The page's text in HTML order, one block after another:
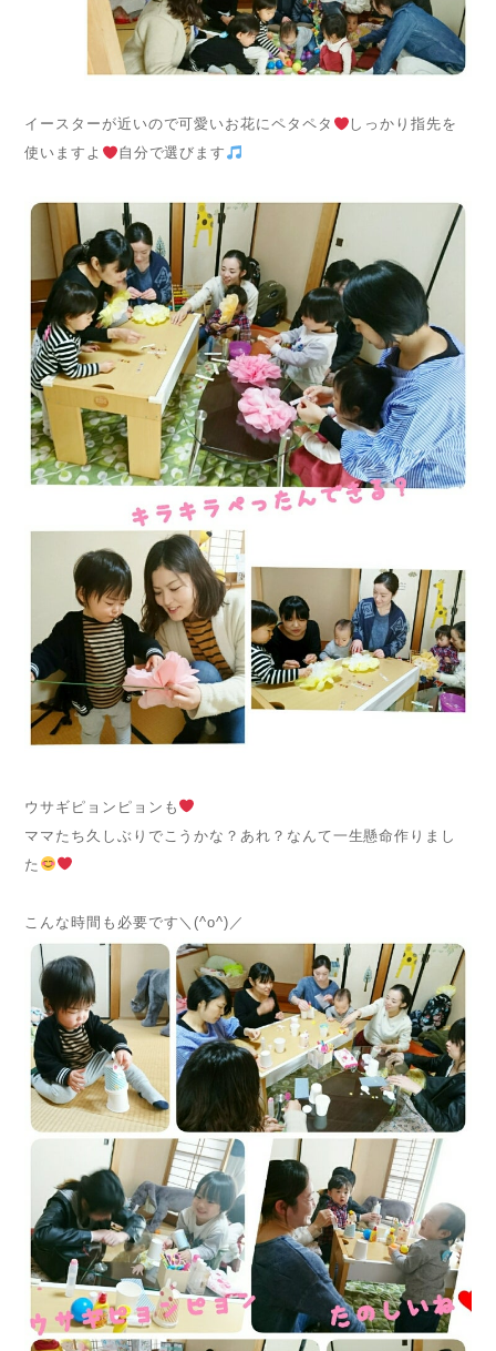
イースターが近いので可愛いお花にペタペタ
しっかり指先を
使いますよ
自分で選びます
ウサギピョンピョンも
ママたち久しぶりでこうかな？あれ？なんて一生懸命作りまし
た
こんな時間も必要です＼(^o^)／